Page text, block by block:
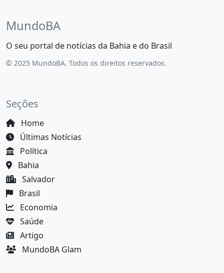
MundoBA
O seu portal de notícias da Bahia e do Brasil
© 2025 MundoBA. Todos os direitos reservados.
Seções
Home
Últimas Notícias
Política
Bahia
Salvador
Brasil
Economia
Saúde
Artigo
MundoBA Glam